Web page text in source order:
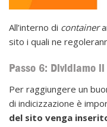
All’interno di container
sito i quali ne
Passo 6: Dividiamo
Per raggiungere un
di indicizzazione è
del sito venga